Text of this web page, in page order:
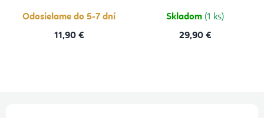
hviezdičiek.
Odosielame do 5-7 dní
11,90 €
Skladom (1 ks)
29,90 €